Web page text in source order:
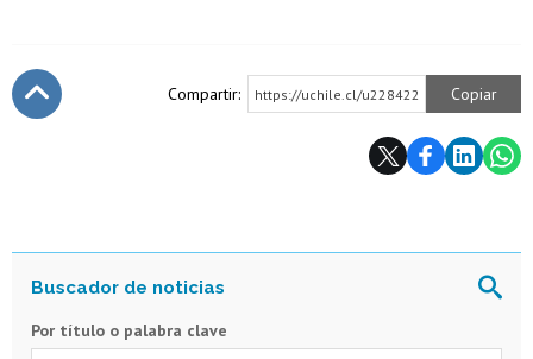
Compartir: https://uchile.cl/u228422 Copiar
Por título o palabra clave